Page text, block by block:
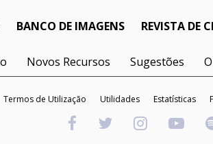
BANCO DE IMAGENS REVISTA DE
Novos Recursos Sugestões
Termos de Utilização Utilidades Estatísticas